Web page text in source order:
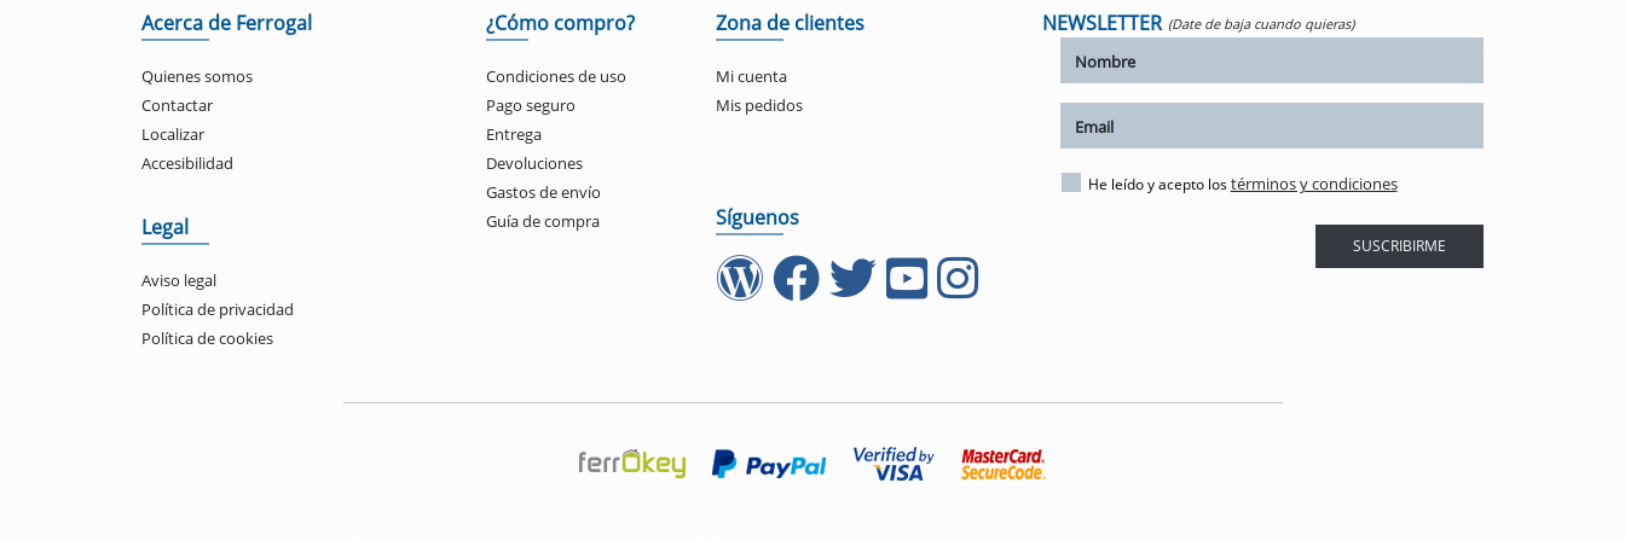
Acerca de Ferrogal
Quienes somos
Contactar
Localizar
Accesibilidad
Legal
Aviso legal
Política de privacidad
Política de cookies
¿Cómo compro?
Condiciones de uso
Pago seguro
Entrega
Devoluciones
Gastos de envío
Guía de compra
Zona de clientes
Mi cuenta
Mis pedidos
Síguenos
NEWSLETTER (Date de baja cuando quieras)
He leído y acepto lostérminos y condiciones
SUSCRIBIRME